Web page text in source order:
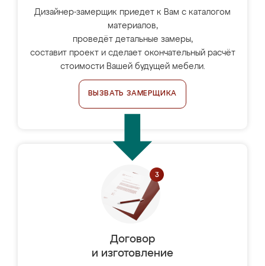
Дизайнер-замерщик приедет к Вам с каталогом
материалов,
проведёт детальные замеры,
составит проект и сделает окончательный расчёт
стоимости Вашей будущей мебели.
ВЫЗВАТЬ ЗАМЕРЩИКА
Договор
и изготовление